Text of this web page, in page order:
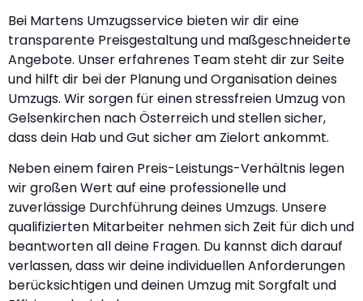
Bei Martens Umzugsservice bieten wir dir eine
transparente Preisgestaltung und maßgeschneiderte
Angebote. Unser erfahrenes Team steht dir zur Seite
und hilft dir bei der Planung und Organisation deines
Umzugs. Wir sorgen für einen stressfreien Umzug von
Gelsenkirchen nach Österreich und stellen sicher,
dass dein Hab und Gut sicher am Zielort ankommt.
Neben einem fairen Preis-Leistungs-Verhältnis legen
wir großen Wert auf eine professionelle und
zuverlässige Durchführung deines Umzugs. Unsere
qualifizierten Mitarbeiter nehmen sich Zeit für dich und
beantworten all deine Fragen. Du kannst dich darauf
verlassen, dass wir deine individuellen Anforderungen
berücksichtigen und deinen Umzug mit Sorgfalt und